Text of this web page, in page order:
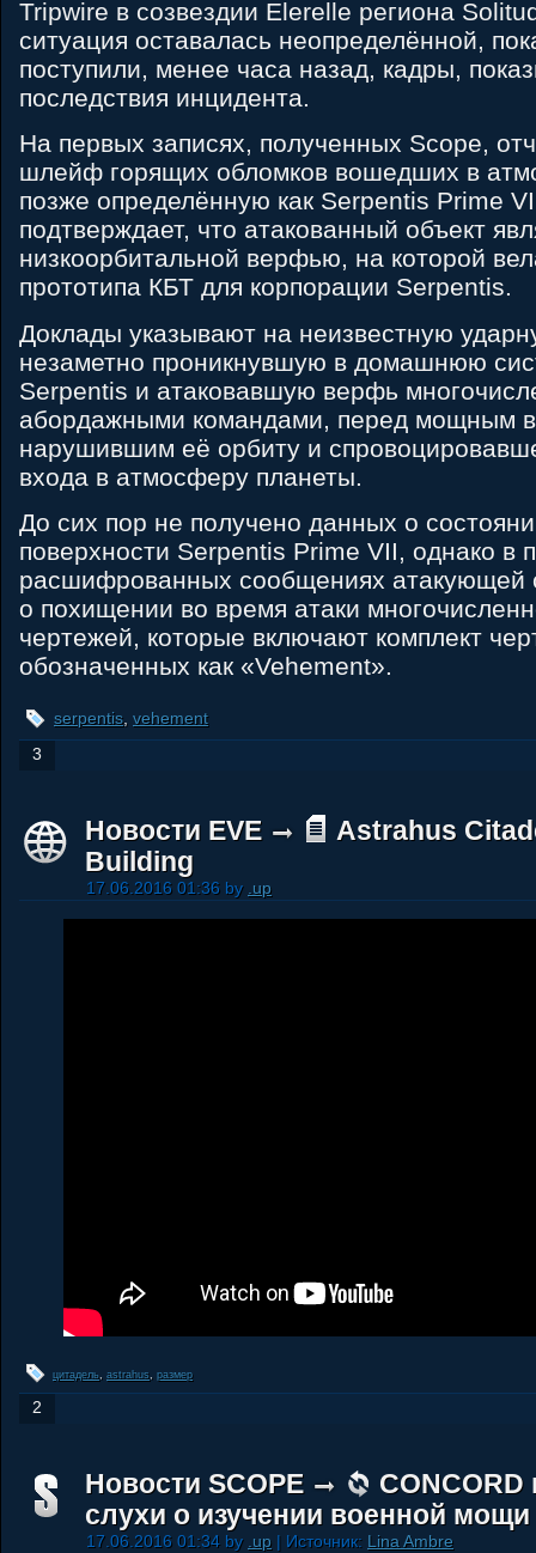
Tripwire в созвездии Elerelle региона
ситуация оставалась неопределённой,
поступили, менее часа назад, кадры,
последствия инцидента.
На первых записях, полученных Scope,
шлейф горящих обломков вошедших в
позже определённую как Serpentis Prime
подтверждает, что атакованный объект
низкоорбитальной верфью, на которой
прототипа КБТ для корпорации Serpentis.
Доклады указывают на неизвестную
незаметно проникнувшую в домашнюю
Serpentis и атаковавшую верфь
абордажными командами, перед мощным
нарушившим её орбиту и
входа в атмосферу планеты.
До сих пор не получено данных о
поверхности Serpentis Prime VII, однако в
расшифрованных сообщениях атакующей
о похищении во время атаки
чертежей, которые включают комплект
обозначенных как «Vehement».
serpentis vehement
3
Новости EVE
Astrahus
Building
17.06.2016 01:36 by .up
цитадель, astrahus, размер
2
Новости SCOPE
слухи о изучении военной
17.06.2016 01:34 by .up | Источник: Lina Ambre